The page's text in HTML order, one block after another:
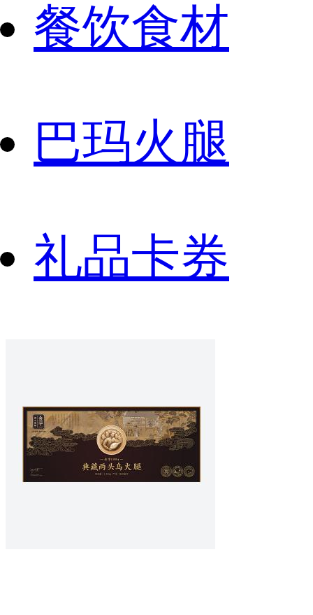
餐饮食材
巴玛火腿
礼品卡券